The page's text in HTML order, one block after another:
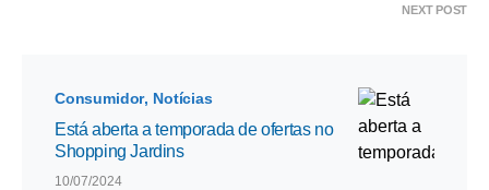
NEXT POST
Consumidor Notícias
Está aberta a temporada de ofertas no
Shopping Jardins
10/07/2024